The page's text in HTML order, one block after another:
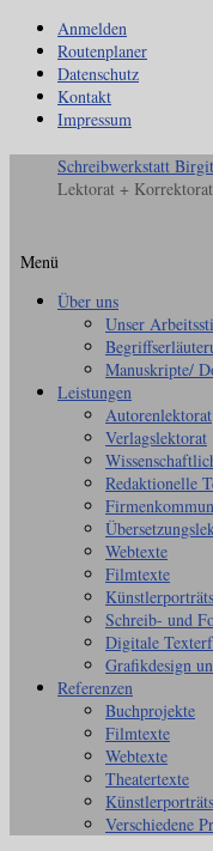
Anmelden
Routenplaner
Datenschutz
Kontakt
Impressum
Schreibwerkstatt
Lektorat + Korrektorat
Menü
Zum
Über uns
Unser
Manuskripte/
Leistungen
Autorenlektorat
Verlagslektorat
Redaktionelle
Webtexte
Filmtexte
Künstlerporträts
Schreib- und
Digitale
Grafikdesign
Referenzen
Buchprojekte
Filmtexte
Webtexte
Theatertexte
Künstlerporträts
Verschiedene